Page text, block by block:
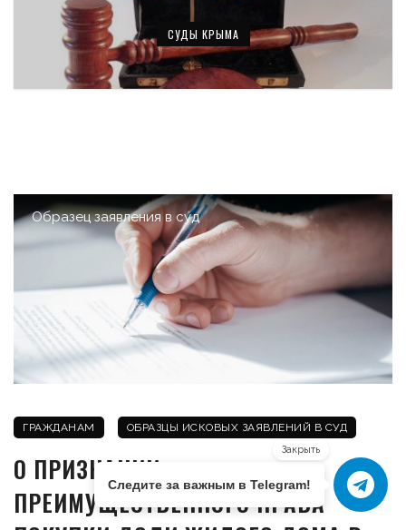
СУДЫ КРЫМА
Образец заявления в суд
ГРАЖДАНАМ ОБРАЗЦЫ ИСКОВЫХ ЗАЯВЛЕНИЙ В СУД
О ПРИЗНАНИИ
ПРЕИМУЩЕСТВЕННОГО ПРАВА
Закрыть
Следите за важным в Telegram!